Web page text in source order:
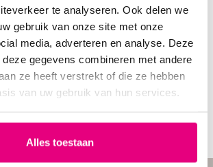
te analyseren. Ook delen we
gebruik van onze site met onze
media, adverteren en analyse. Deze
gegevens combineren met andere
ze heeft verstrekt of die ze hebben
van uw gebruik van hun services.
Alles toestaan